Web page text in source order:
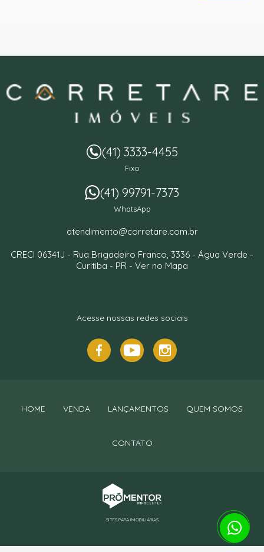
(41) 3333-4455
Fixo
(41) 99791-7373
WhatsApp
atendimento@corretare.com.br
CRECI 06341J - Rua Brigadeiro Franco, 3336 - Água Verde -
Curitiba - PR - Ver no Mapa
Acesse nossas redes sociais
HOME VENDA LANÇAMENTOS QUEM SOMOS
CONTATO
SITES PARA IMOBILIÁRIAS